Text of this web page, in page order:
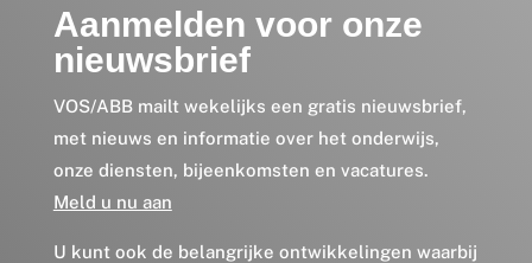
Aanmelden voor onze
nieuwsbrief
VOS/ABB mailt wekelijks een gratis nieuwsbrief,
met nieuws en informatie over het onderwijs,
onze diensten, bijeenkomsten en vacatures.
Meld u nu aan
U kunt ook de belangrijke ontwikkelingen waarbij